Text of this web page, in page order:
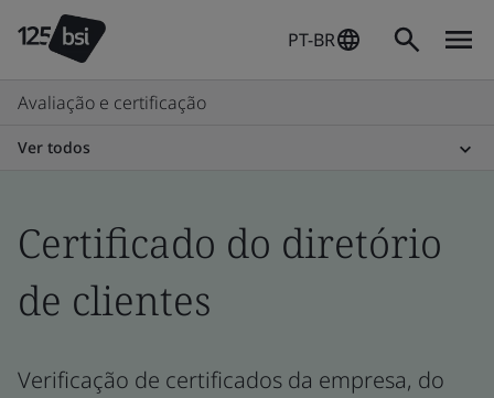
PT-BR
Avaliação e certificação
Ver todos
Certificado do diretório
de clientes
Verificação de certificados da empresa, do